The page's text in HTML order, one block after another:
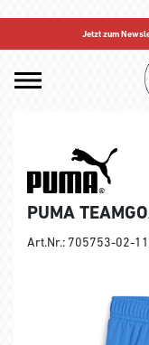
Jetzt zum
PUMA
Art.Nr.: 705753-02-